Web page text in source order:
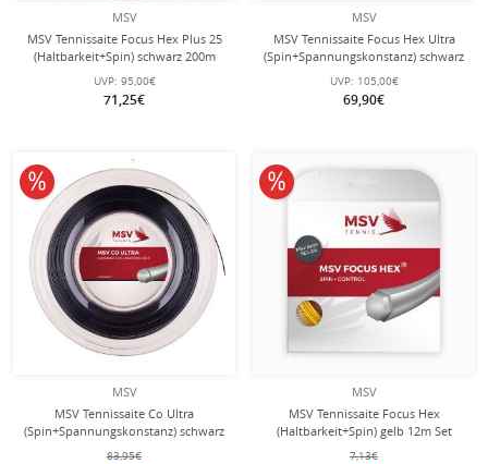
MSV
MSV Tennissaite Focus Hex Plus 25
(Haltbarkeit+Spin) schwarz 200m
Rolle
UVP: 95,00€
71,25€
MSV
MSV Tennissaite Focus Hex Ultra
(Spin+Spannungskonstanz) schwarz
200m Rolle
UVP: 105,00€
69,90€
MSV
MSV Tennissaite Co Ultra
(Spin+Spannungskonstanz) schwarz
200m Rolle
83,95€
10% reduziert
MSV
MSV Tennissaite Focus Hex
(Haltbarkeit+Spin) gelb 12m Set
7,13€
10% reduziert